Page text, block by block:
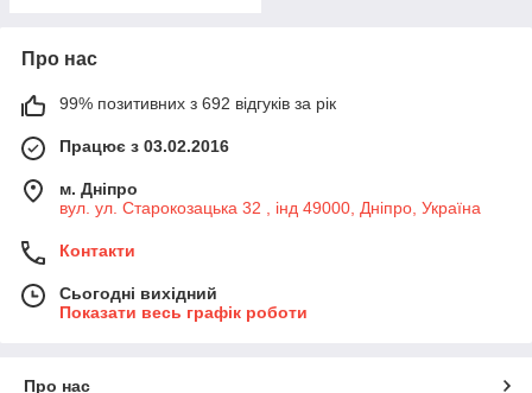
Про нас
99% позитивних з 692 відгуків за рік
Працює з 03.02.2016
м. Дніпро
вул. ул. Старокозацька 32 , інд 49000, Дніпро, Україна
Контакти
Сьогодні вихідний
Показати весь графік роботи
Про нас